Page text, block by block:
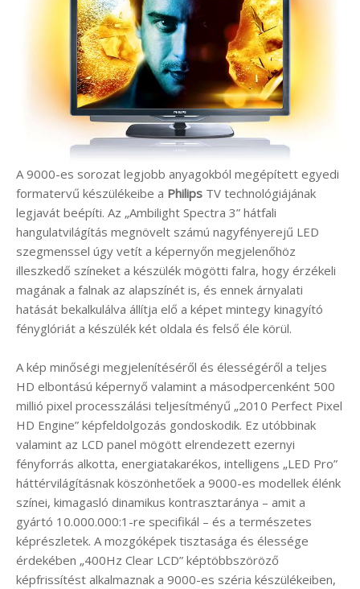
A 9000-es sorozat legjobb anyagokból megépített egyedi
formatervű készülékeibe a Philips TV technológiájának
legjavát beépíti. Az „Ambilight Spectra 3” hátfali
hangulatvilágítás megnövelt számú nagyfényerejű LED
szegmenssel úgy vetít a képernyőn megjelenőhöz
illeszkedő színeket a készülék mögötti falra, hogy érzékeli
magának a falnak az alapszínét is, és ennek árnyalati
hatását bekalkulálva állítja elő a képet mintegy kinagyító
fényglóriát a készülék két oldala és felső éle körül.
A kép minőségi megjelenítéséről és élességéről a teljes
HD elbontású képernyő valamint a másodpercenként 500
millió pixel processzálási teljesítményű „2010 Perfect Pixel
HD Engine” képfeldolgozás gondoskodik. Ez utóbbinak
valamint az LCD panel mögött elrendezett ezernyi
fényforrás alkotta, energiatakarékos, intelligens „LED Pro”
háttérvilágításnak köszönhetőek a 9000-es modellek élénk
színei, kimagasló dinamikus kontrasztaránya – amit a
gyártó 10.000.000:1-re specifikál – és a természetes
képrészletek. A mozgóképek tisztasága és élessége
érdekében „400Hz Clear LCD” képtöbbszöröző
képfrissítést alkalmaznak a 9000-es széria készülékeiben,